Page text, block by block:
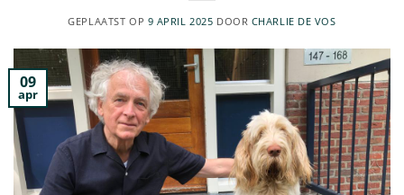
GEPLAATST OP 9 APRIL 2025 DOOR CHARLIE DE VOS
09
apr